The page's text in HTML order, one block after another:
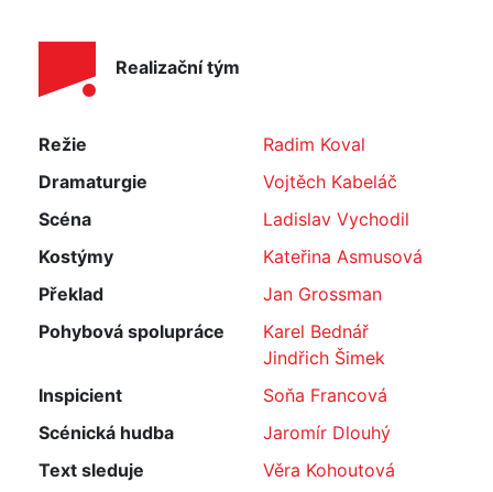
Realizační tým
Režie
Radim Koval
Dramaturgie
Vojtěch Kabeláč
Scéna
Ladislav Vychodil
Kostýmy
Kateřina Asmusová
Překlad
Jan Grossman
Pohybová spolupráce
Karel Bednář
Jindřich Šimek
Inspicient
Soňa Francová
Scénická hudba
Jaromír Dlouhý
Text sleduje
Věra Kohoutová